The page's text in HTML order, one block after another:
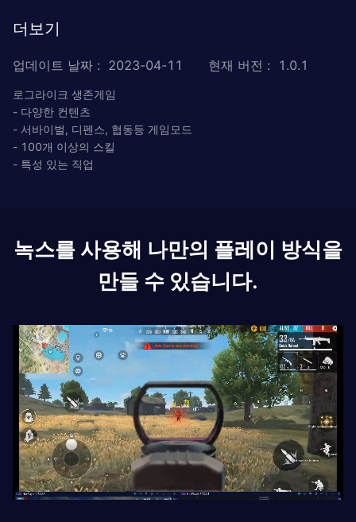
더보기
업데이트 날짜 : 2023-04-11 현재 버전 : 1.0.1
로그라이크 생존게임
- 다양한 컨텐츠
- 서바이벌, 디펜스, 협동등 게임모드
- 100개 이상의 스킬
- 특성 있는 직업
녹스를 사용해 나만의 플레이 방식을
만들 수 있습니다.